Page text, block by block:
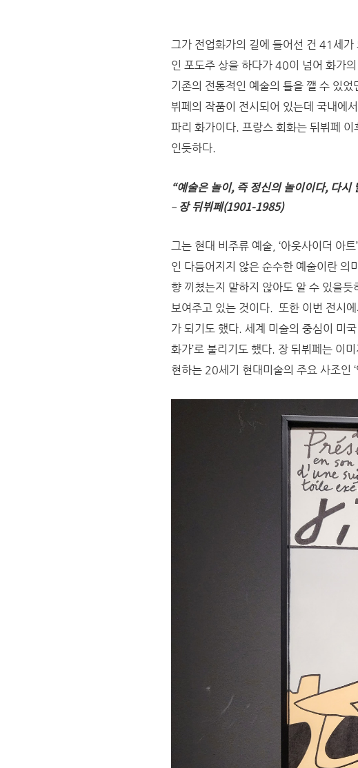
그가 전업화가의 길에 들어선 건 41세
인 포도주 상을 하다가 40이 넘어 화가
기존의 전통적인 예술의 틀을 깰 수 있
뷔페의 작품이 전시되어 있는데 국내에
파리 화가이다. 프랑스 회화는 뒤뷔페
인듯하다.
“예술은 놀이, 즉 정신의 놀이이다, 다시
– 장 뒤뷔페(1901-1985)
그는 현대 비주류 예술, ‘아웃사이더 아
인 다듬어지지 않은 순수한 예술이란 의
향 끼쳤는지 말하지 않아도 알 수 있을
보여주고 있는 것이다. 또한 이번 전시
가 되기도 했다. 세계 미술의 중심이 미
화가’로 불리기도 했다. 장 뒤뷔페는 이
현하는 20세기 현대미술의 주요 사조인